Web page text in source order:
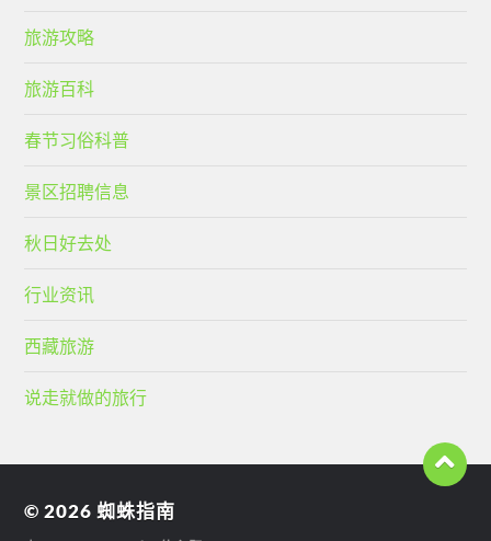
旅游攻略
旅游百科
春节习俗科普
景区招聘信息
秋日好去处
行业资讯
西藏旅游
说走就做的旅行
© 2026蜘蛛指南